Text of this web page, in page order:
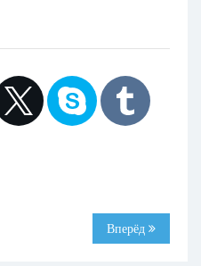
Вперёд